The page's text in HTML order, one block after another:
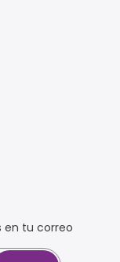
en tu correo